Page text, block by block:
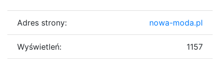
Adres strony: nowa-moda.pl
Wyświetleń: 1157